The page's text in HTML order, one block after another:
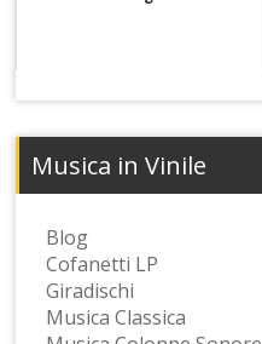
Musica in Vinile
Blog
Cofanetti LP
Giradischi
Musica Classica